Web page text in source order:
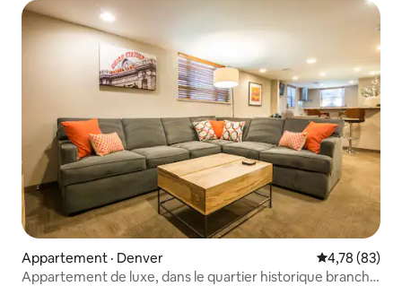
Appartement · Denver Note
4,78 (83)
Appartement de luxe, dans le quartier historique branché